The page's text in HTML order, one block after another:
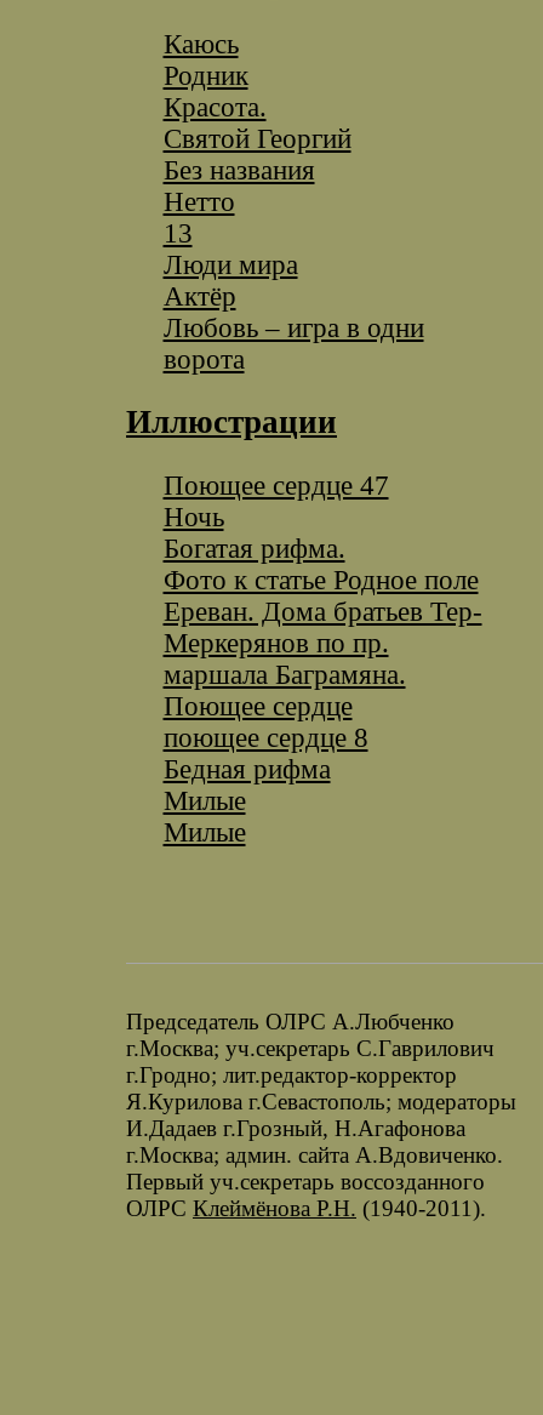
Каюсь
Родник
Красота.
Святой Георгий
Без названия
Нетто
13
Люди мира
Актёр
Любовь – игра в одни
ворота
Иллюстрации
Поющее сердце 47
Ночь
Богатая рифма.
Фото к статье Родное поле
Ереван. Дома братьев Тер-
Меркерянов по пр.
маршала Баграмяна.
Поющее сердце
поющее сердце 8
Бедная рифма
Милые
Милые
Председатель ОЛРС А.Любченко
г.Москва; уч.секретарь С.Гаврилович
г.Гродно; лит.редактор-корректор
Я.Курилова г.Севастополь; модераторы
И.Дадаев г.Грозный, Н.Агафонова
г.Москва; админ. сайта А.Вдовиченко.
Первый уч.секретарь воссозданного
ОЛРС Клеймёнова Р.Н. (1940-2011).